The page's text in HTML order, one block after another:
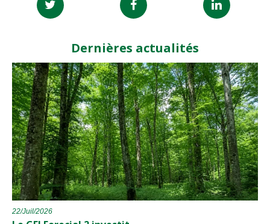
Dernières actualités
22/Juil/2026